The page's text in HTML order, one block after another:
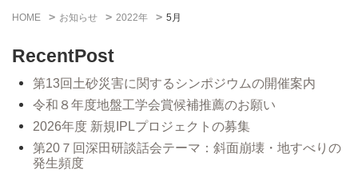
HOME お知らせ 2022年 5月
RecentPost
第13回土砂災害に関するシンポジウムの開催案内
令和８年度地盤工学会賞候補推薦のお願い
2026年度 新規IPLプロジェクトの募集
第20７回深田研談話会テーマ：斜面崩壊・地すべりの
発生頻度